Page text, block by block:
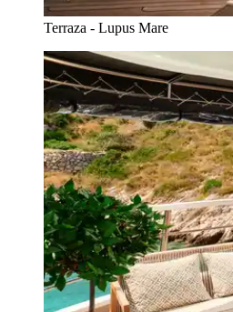
Terraza - Lupus Mare